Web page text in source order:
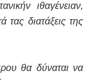
ιθαγένειαν,
τας διατάξεις της
θα δύναται να